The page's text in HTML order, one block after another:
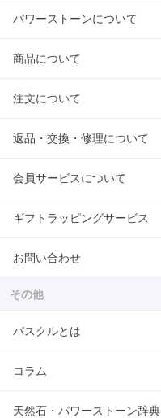
パワーストーンについて
商品について
注文について
返品・交換・修理について
会員サービスについて
ギフトラッピングサービス
お問い合わせ
その他
パスクルとは
コラム
天然石・パワーストーン辞典